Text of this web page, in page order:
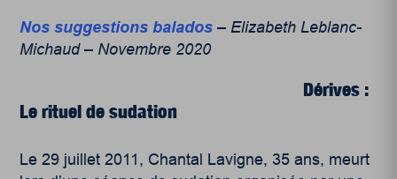
Nos suggestions balados – Elizabeth Leblanc-
Michaud – Novembre 2020
Dérives :
Le rituel de sudation
Le 29 juillet 2011, Chantal Lavigne, 35 ans, meurt